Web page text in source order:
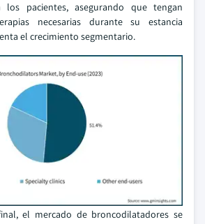
los pacientes, asegurando que tengan
necesarias durante su estancia
el crecimiento segmentario.
el mercado de broncodilatadores se